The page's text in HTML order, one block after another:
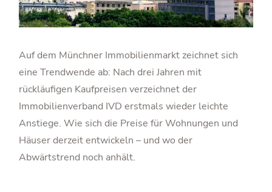
Auf dem Münchner Immobilienmarkt zeichnet sich
eine Trendwende ab: Nach drei Jahren mit
rückläufigen Kaufpreisen verzeichnet der
Immobilienverband IVD erstmals wieder leichte
Anstiege. Wie sich die Preise für Wohnungen und
Häuser derzeit entwickeln – und wo der
Abwärtstrend noch anhält.